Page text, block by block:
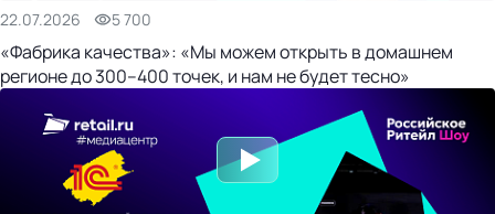
22.07.2026 5 700
«Фабрика качества»: «Мы можем открыть в домашнем
регионе до 300–400 точек, и нам не будет тесно»